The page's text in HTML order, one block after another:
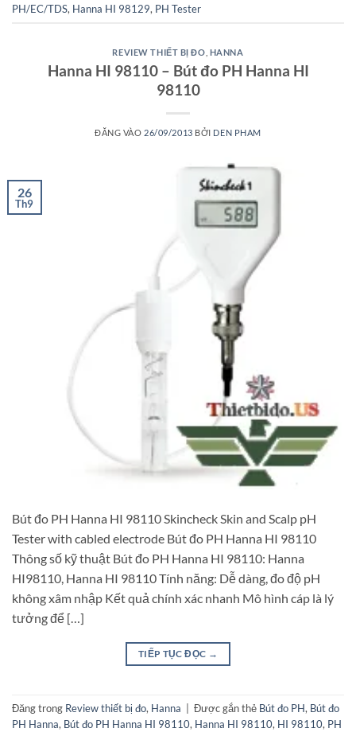
PH/EC/TDS, Hanna HI 98129, PH Tester
REVIEW THIẾT BỊ ĐO HANNA
Hanna HI 98110 – Bút đo PH Hanna HI
98110
ĐĂNG VÀO 26/09/2013 BỞI DEN PHAM
26
Th9
Bút đo PH Hanna HI 98110 Skincheck Skin and Scalp pH
Tester with cabled electrode Bút đo PH Hanna HI 98110
Thông số kỹ thuật Bút đo PH Hanna HI 98110: Hanna
HI98110, Hanna HI 98110 Tính năng: Dễ dàng, đo độ pH
không xâm nhập Kết quả chính xác nhanh Mô hình cáp là lý
tưởng để […]
TIẾP TỤC ĐỌC →
Đăng trong Review thiết bị đo, Hanna Được gắn thẻ Bút đo PH, Bút đo
PH Hanna, Bút đo PH Hanna HI 98110, Hanna HI 98110, HI 98110, PH